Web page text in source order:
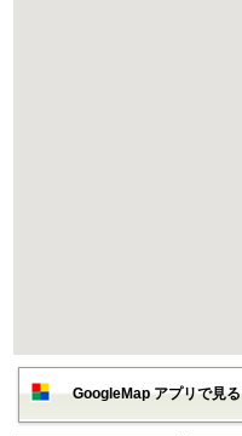
GoogleMap アプリで見る